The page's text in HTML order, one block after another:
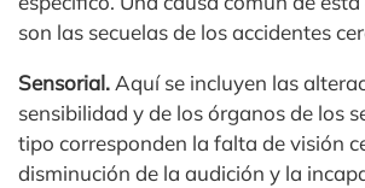
son las secuelas de los accidentes
Sensorial.Aquí se incluyen las
sensibilidad y de los órganos de los
tipo corresponden la falta de visión
disminución de la audición y la